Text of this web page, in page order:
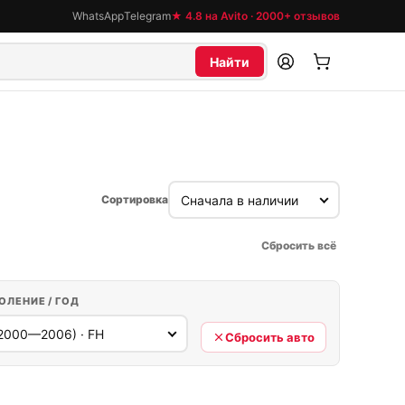
WhatsAppTelegram★ 4.8 на Avito · 2000+ отзывов
Найти
Сортировка
Сбросить всё
/ ГОД
Сбросить авто